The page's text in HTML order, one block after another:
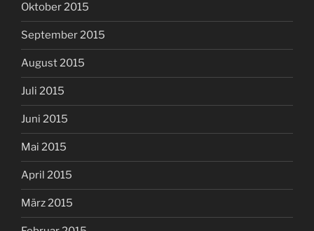
Oktober 2015
September 2015
August 2015
Juli 2015
Juni 2015
Mai 2015
April 2015
März 2015